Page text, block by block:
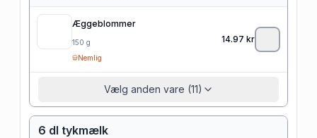
Æggeblommer
150 g
Nemlig
14.97 kr
Vælg anden vare (11)
6 dl tykmælk